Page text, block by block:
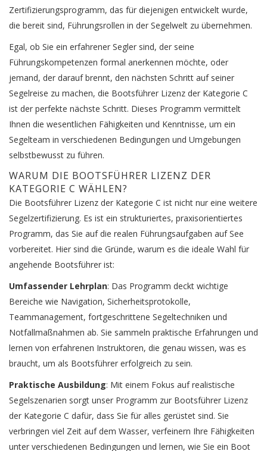
Zertifizierungsprogramm, das für diejenigen entwickelt wurde,
die bereit sind, Führungsrollen in der Segelwelt zu übernehmen.
Egal, ob Sie ein erfahrener Segler sind, der seine
Führungskompetenzen formal anerkennen möchte, oder
jemand, der darauf brennt, den nächsten Schritt auf seiner
Segelreise zu machen, die Bootsführer Lizenz der Kategorie C
ist der perfekte nächste Schritt. Dieses Programm vermittelt
Ihnen die wesentlichen Fähigkeiten und Kenntnisse, um ein
Segelteam in verschiedenen Bedingungen und Umgebungen
selbstbewusst zu führen.
WARUM DIE BOOTSFÜHRER LIZENZ DER
KATEGORIE C WÄHLEN?
Die Bootsführer Lizenz der Kategorie C ist nicht nur eine weitere
Segelzertifizierung. Es ist ein strukturiertes, praxisorientiertes
Programm, das Sie auf die realen Führungsaufgaben auf See
vorbereitet. Hier sind die Gründe, warum es die ideale Wahl für
angehende Bootsführer ist:
Umfassender Lehrplan: Das Programm deckt wichtige
Bereiche wie Navigation, Sicherheitsprotokolle,
Teammanagement, fortgeschrittene Segeltechniken und
Notfallmaßnahmen ab. Sie sammeln praktische Erfahrungen und
lernen von erfahrenen Instruktoren, die genau wissen, was es
braucht, um als Bootsführer erfolgreich zu sein.
Praktische Ausbildung: Mit einem Fokus auf realistische
Segelszenarien sorgt unser Programm zur Bootsführer Lizenz
der Kategorie C dafür, dass Sie für alles gerüstet sind. Sie
verbringen viel Zeit auf dem Wasser, verfeinern Ihre Fähigkeiten
unter verschiedenen Bedingungen und lernen, wie Sie ein Boot